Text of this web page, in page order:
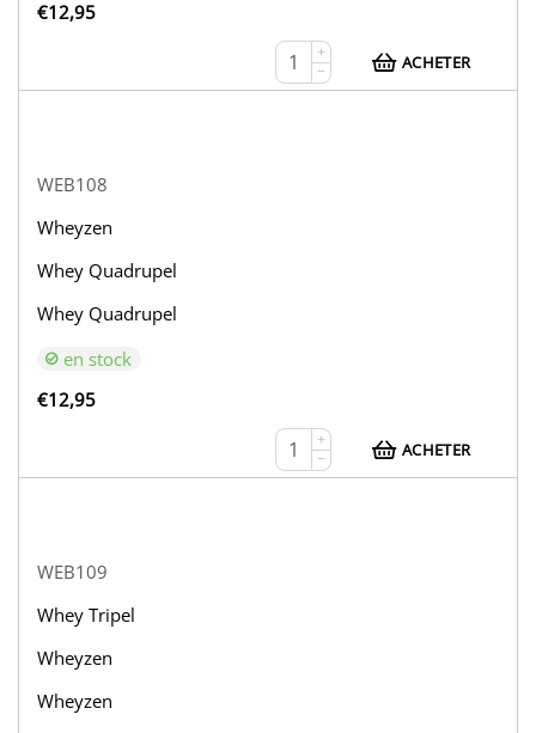
€12,95
+
−
ACHETER
WEB108
Wheyzen
Whey Quadrupel
Whey Quadrupel
en stock
€12,95
+
−
ACHETER
WEB109
Whey Tripel
Wheyzen
Wheyzen